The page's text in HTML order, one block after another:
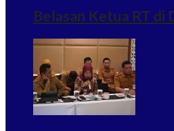
Belasan Ketua RT di